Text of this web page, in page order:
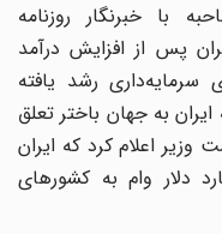
با خبرنگار روزنامه
پس از افزایش درآمد
رشد یافته
به جهان باختر تعلق
هویدا نخست وزیر اعلام کرد که ایران
خود مبلغ 9 میلیارد دلار وام به کشورهای